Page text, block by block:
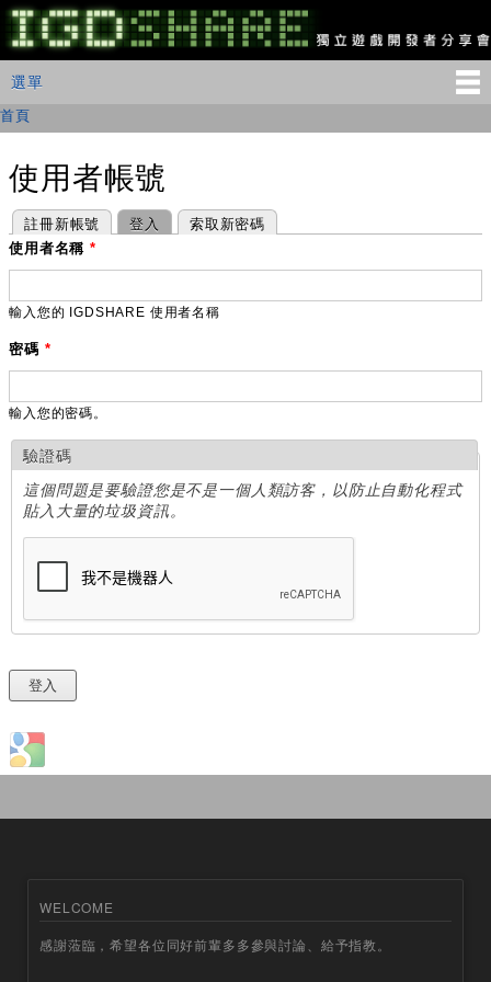
移
至
主
IGDSHARE
獨
遊
發
享
會
主選單
選單
您在這裡
首頁
使用者帳號
主要索引標籤
註冊新帳號 登入
(作用中頁籤) 索取新密碼
使用者名稱*
輸入您的 IGDSHARE 使用者名稱
密碼 *
輸入您的密碼。
驗證碼
這個問題是要驗證您是不是一個人類訪客，以防止自動化程式
貼入大量的垃圾資訊。
Login with Google
WELCOME
感謝蒞臨，希望各位同好前輩多多參與討論、給予指教。